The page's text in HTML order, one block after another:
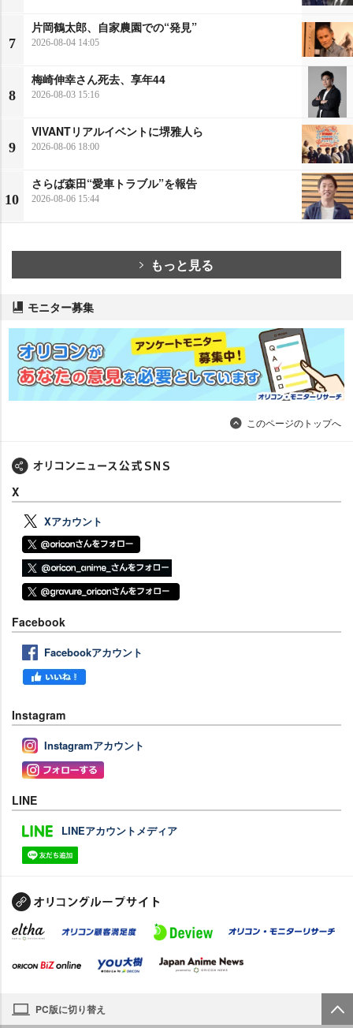
7
片岡鶴太郎、自家農園での“発見”
2026-08-04 14:05
8
梅崎伸幸さん死去、享年44
2026-08-03 15:16
9
VIVANTリアルイベントに堺雅人ら
2026-08-06 18:00
10
さらば森田“愛車トラブル”を報告
2026-08-06 15:44
もっと見る
モニター募集
このページのトップへ
X
Xアカウント
Facebook
Facebookアカウント
Instagram
Instagramアカウント
LINE
LINEアカウントメディア
PC版に切り替え